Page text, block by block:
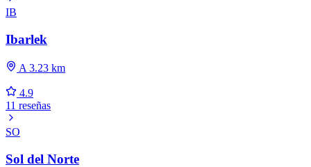
IB
Ibarlek
A 3.23 km
4.9
11 reseñas
SO
Sol del Norte